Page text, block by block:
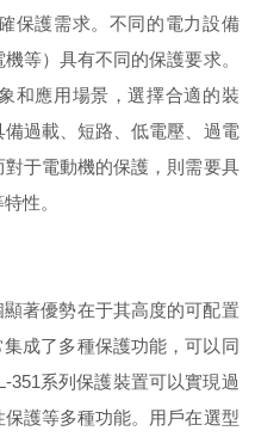
護需求。不同的電力設備
等）具有不同的保護要求。
和應用場景，選擇合適的裝
過載、短路、低電壓、過電
于電動機的保護，則需要具
性。
著優勢在于其高度的可配置
成了多種保護功能，可以同
351系列保護裝置可以實現過
護等多種功能。用戶在選型